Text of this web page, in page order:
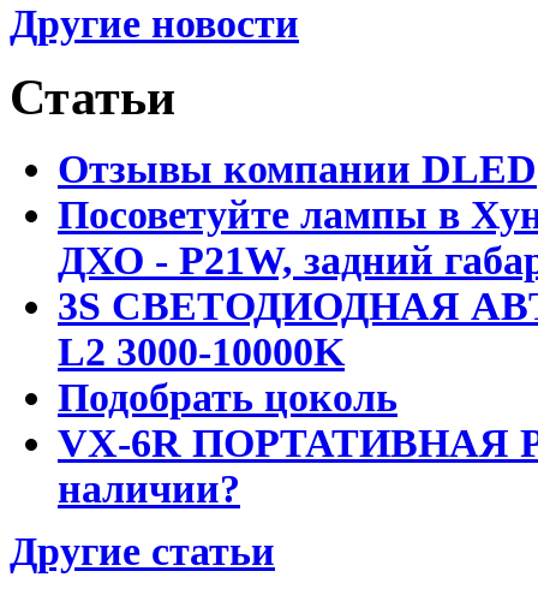
Другие новости
Статьи
Отзывы компании DLED
Посоветуйте лампы в
ДХО - P21W, задний
3S СВЕТОДИОДНАЯ
L2 3000-10000K
Подобрать цоколь
VX-6R ПОРТАТИВНАЯ
наличии?
Другие статьи